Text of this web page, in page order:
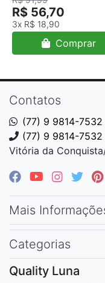
R$ 56,70
3x R$ 18,90
Comprar
Contatos
(77) 9 9814-7532
(77) 9 9814-7532
Vitória da
Mais
Categorias
Quality Luna